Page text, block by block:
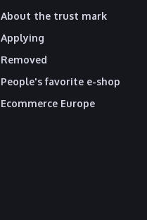
About the trust mark
Applying
Removed
People's favorite e-shop
Ecommerce Europe